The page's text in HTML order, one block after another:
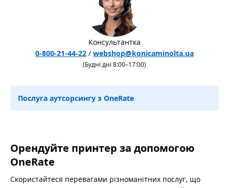
Консультантка
0-800-21-44-22 / webshop@konicaminolta.ua
(Будні дні 8:00–17:00)
Послуга аутсорсингу з OneRate
Орендуйте принтер за допомогою
OneRate
Скористайтеся перевагами різноманітних послуг, що